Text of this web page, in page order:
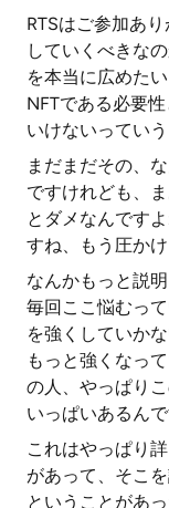
RTSはご参加あ
していくべきな
を本当に広めた
NFTである必要
いけないってい
まだまだその、
ですけれども、
とダメなんです
すね、もう圧か
なんかもっと説
毎回ここ悩むっ
を強くしていか
もっと強くなっ
の人、やっぱり
いっぱいあるんで
これはやっぱり
があって、そこ
ということがあ